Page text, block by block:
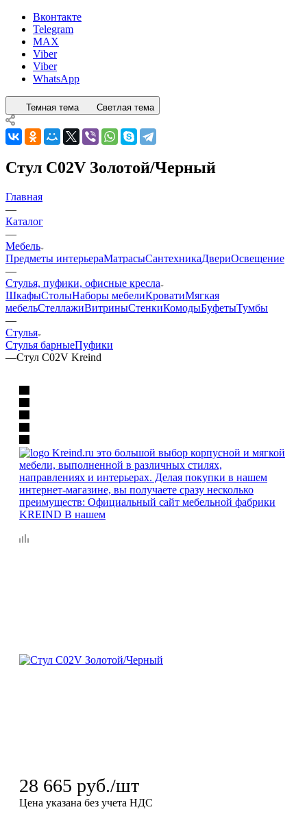
Вконтакте
Telegram
MAX
Viber
Viber
WhatsApp
Темная тема Светлая тема
Стул C02V Золотой/Черный
Главная
—
Каталог
—
Мебель
Предметы интерьераМатрасыСантехникаДвериОсвещение
—
Стулья, пуфики, офисные кресла
ШкафыСтолыНаборы мебелиКроватиМягкая
мебельСтеллажиВитриныСтенкиКомодыБуфетыТумбы
—
Стулья
Стулья барныеПуфики
—Стул C02V Kreind
28 665 руб./шт
Цена указана без учета НДС